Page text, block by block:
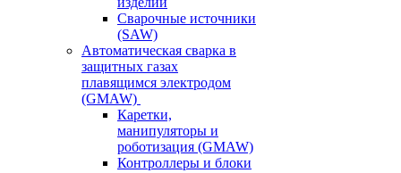
Сварочные источники
(SAW)
Автоматическая сварка в
защитных газах
плавящимся электродом
(GMAW)
Каретки,
манипуляторы и
роботизация (GMAW)
Контроллеры и блоки